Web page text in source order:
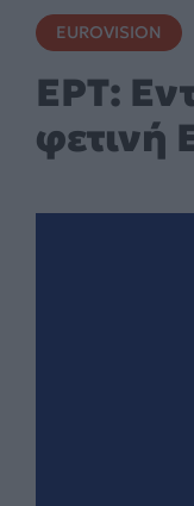
EUROVISION
ΕΡΤ:
φετινή